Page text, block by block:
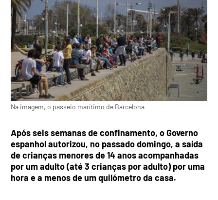
Na imagem, o passeio marítimo de Barcelona
Após seis semanas de confinamento, o Governo
espanhol autorizou, no passado domingo, a saída
de crianças menores de 14 anos acompanhadas
por um adulto (até 3 crianças por adulto) por uma
hora e a menos de um quilómetro da casa.